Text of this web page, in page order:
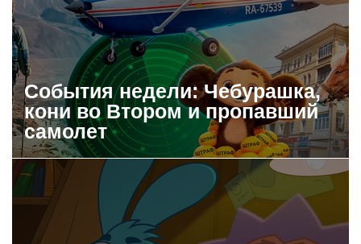
События недели: Чебурашка,
кони во Втором и пропавший
самолет